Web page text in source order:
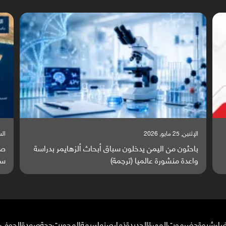
السبت, 23 مايو, 2026
صراع دولي يتصاعد قرب اليمن والبحر الأحمر يتحول إلى
ساحة مواجهة عالمية (ترجمة)